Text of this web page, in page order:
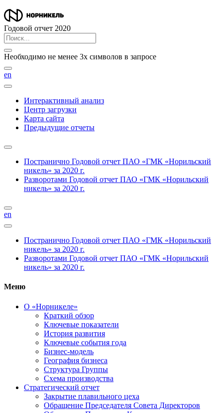
Годовой отчет 2020
Необходимо не менее 3х символов в запросе
en
Интерактивный анализ
Центр загрузки
Карта сайта
Предыдущие отчеты
Постранично Годовой отчет ПАО «ГМК «Норильский
никель» за 2020 г.
Разворотами Годовой отчет ПАО «ГМК «Норильский
никель» за 2020 г.
en
Постранично Годовой отчет ПАО «ГМК «Норильский
никель» за 2020 г.
Разворотами Годовой отчет ПАО «ГМК «Норильский
никель» за 2020 г.
Меню
О «Норникеле»
Краткий обзор
Ключевые показатели
История развития
Ключевые события года
Бизнес-модель
География бизнеса
Структура Группы
Схема производства
Стратегический отчет
Закрытие плавильного цеха
Обращение Председателя Совета Директоров